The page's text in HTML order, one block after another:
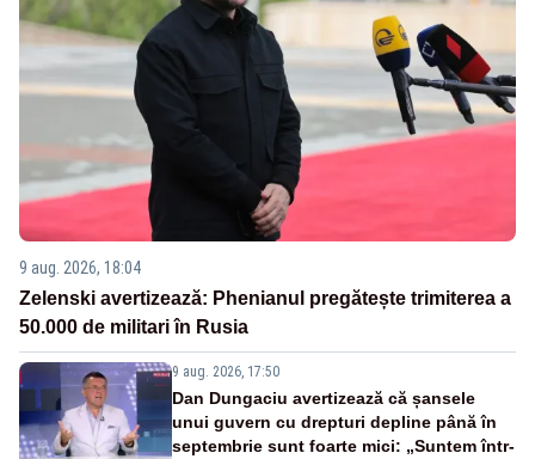
9 aug. 2026, 18:04
Zelenski avertizează: Phenianul pregătește trimiterea a
50.000 de militari în Rusia
9 aug. 2026, 17:50
Dan Dungaciu avertizează că șansele
unui guvern cu drepturi depline până în
septembrie sunt foarte mici: „Suntem într-